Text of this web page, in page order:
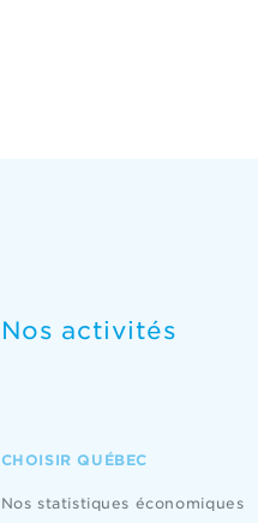
Nos activités
CHOISIR QUÉBEC
Nos statistiques économiques